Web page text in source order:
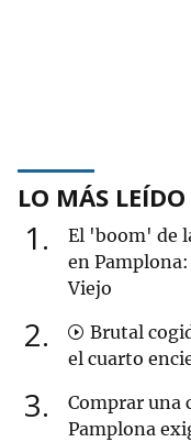
LO MÁS LEÍDO
1
El 'boom' de
en Pamplona:
Viejo
2
Brutal
el cuarto
3
Comprar una
Pamplona